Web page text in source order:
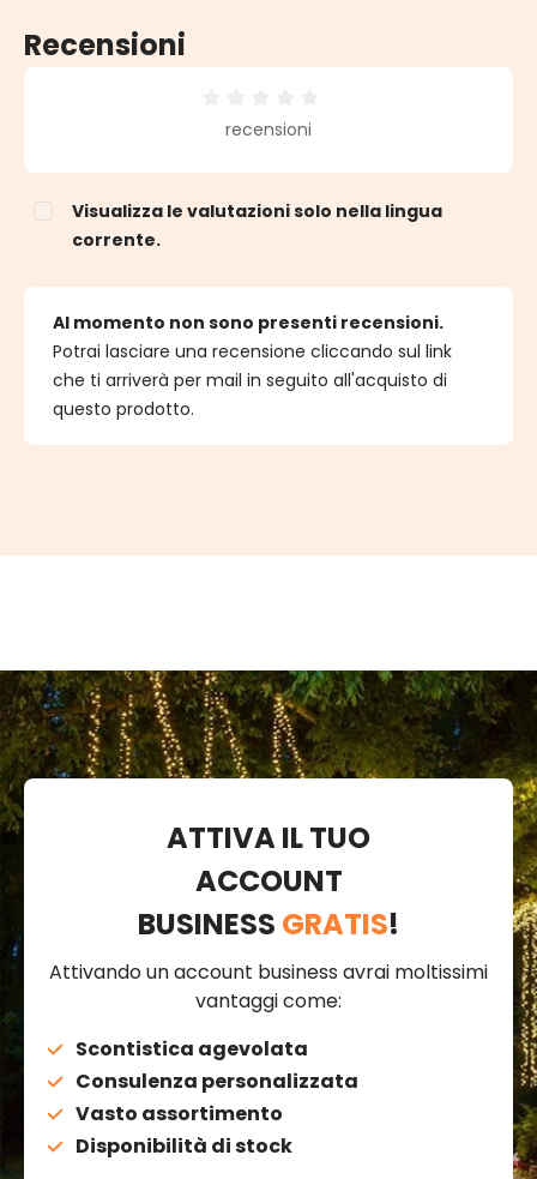
Recensioni
Valutazione media di 0 su 5 stelle
recensioni
Visualizza le valutazioni solo nella lingua
corrente.
Al momento non sono presenti recensioni.
Potrai lasciare una recensione cliccando sul link
che ti arriverà per mail in seguito all'acquisto di
questo prodotto.
ATTIVA IL TUO
ACCOUNT
BUSINESS GRATIS!
Attivando un account business avrai moltissimi
vantaggi come:
Scontistica agevolata
Consulenza personalizzata
Vasto assortimento
Disponibilità di stock